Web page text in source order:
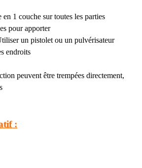
1 couche sur toutes les parties
pour apporter
un pistolet ou un pulvérisateur
endroits
peuvent être trempées directement,
: